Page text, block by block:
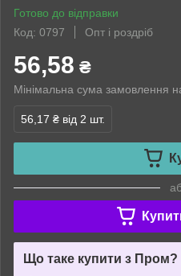
Готово до відправки
Код: 0797
Опт і роздріб
56,58 ₴
Мінімальна сума замовлення
56,17 ₴ від 2 шт.
Що таке купити з Пром?